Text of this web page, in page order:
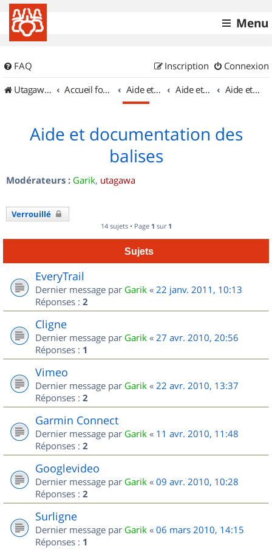
Menu
FAQ Connexion
Inscription
UtagawaVTT (Randos VTT et VTTAE avec traces GPS)
Accueil forum Aide et documentation Aide et documentation Aide et documentation des balises
Aide et documentation des
balises
Modérateurs : Garik, utagawa
Verrouillé
14 sujets • Page 1 sur 1
Sujets
EveryTrail
Dernier message par Garik « 22 janv. 2011, 10:13
Réponses : 2
Cligne
Dernier message par Garik « 27 avr. 2010, 20:56
Réponses : 1
Vimeo
Dernier message par Garik « 22 avr. 2010, 13:37
Réponses : 2
Garmin Connect
Dernier message par Garik « 11 avr. 2010, 11:48
Réponses : 2
Googlevideo
Dernier message par Garik « 09 avr. 2010, 10:28
Réponses : 2
Surligne
Dernier message par Garik « 06 mars 2010, 14:15
Réponses : 1